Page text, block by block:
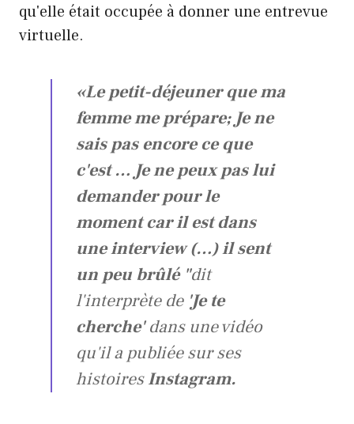
qu'elle était occupée à donner une entrevue
virtuelle.
«Le petit-déjeuner que ma
femme me prépare; Je ne
sais pas encore ce que
c'est … Je ne peux pas lui
demander pour le
moment car il est dans
une interview (…) il sent
un peu brûlé "dit
l'interprète de'Je te
cherche'dans une vidéo
qu'il a publiée sur ses
histoiresInstagram.